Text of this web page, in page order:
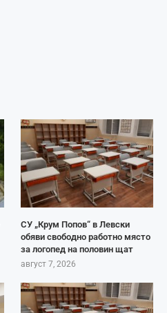
СУ „Крум Попов“ в Левски
обяви свободно работно място
за логопед на половин щат
август 7, 2026